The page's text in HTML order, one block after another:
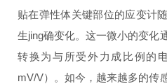
贴在弹性体关键部位的应变计
生jing确变化。这一微小的变化
转换为与所受外力成比例的
mV/V）。如今，越来越多的传